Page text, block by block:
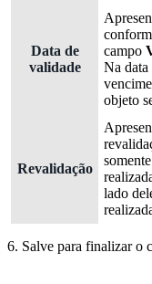
Data de
validade
campo
Na data
objeto
Revalidação
lado
6. Salve para finalizar o